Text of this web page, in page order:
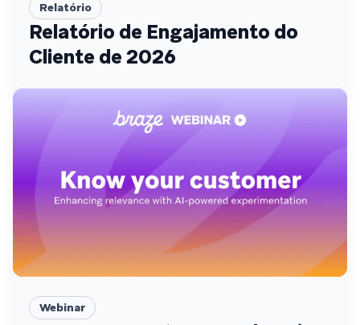
Relatório
Relatório de Engajamento do
Cliente de 2026
Webinar